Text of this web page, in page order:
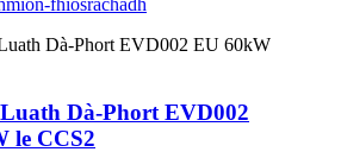
mion-fhiosrachadh
Dà-Phort EVD002
le CCS2